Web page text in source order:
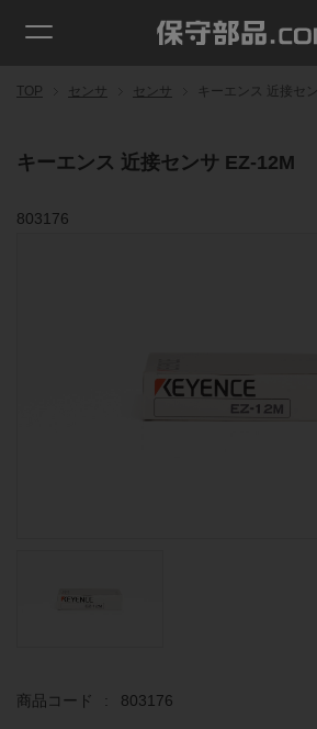
TOP センサ センサ キーエンス 近接セ
キーエンス 近接センサ EZ-12M
803176
商品コード : 803176